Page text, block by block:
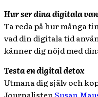
Hur ser dina digitala
Ta reda på hur många
vad din digitala tid
känner dig nöjd med
Testa en digital detox
Utmana dig själv och
Journalisten Susan